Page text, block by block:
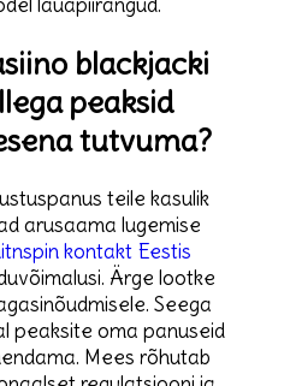
lauapiirangud.
blackjacki
peaksid
tutvuma?
teile kasulik
arusaama lugemise
kontakt Eestis
Ärge lootke
Seega
peaksite oma panuseid
Mees rõhutab